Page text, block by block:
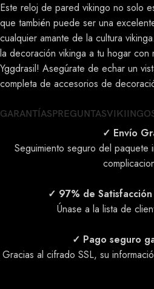
Este reloj de pared vikingo no solo
que también puede ser una
cualquier amante de la cultura
la decoración vikinga a tu hogar
Yggdrasil! Asegúrate de echar un
completa de accesorios de
GARANTÍASPREGUNTAS
✓ Envío
Seguimiento seguro del paquete
✓ 97% de
Únase a la lista de
✓ Pago seguro
Gracias al cifrado SSL, su